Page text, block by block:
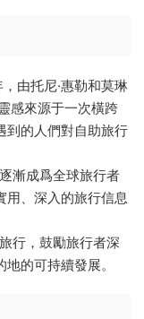
由托尼·惠勒和莫琳
感來源于一次橫跨
到的人們對自助旅行
漸成爲全球旅行者
用、深入的旅行信息
行，鼓勵旅行者深
的可持續發展。